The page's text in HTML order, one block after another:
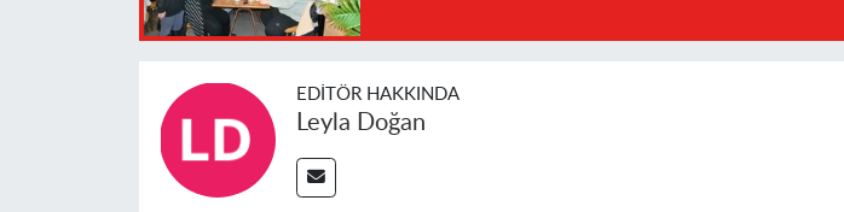
EDITÖR HAKKINDA
Leyla Doğan